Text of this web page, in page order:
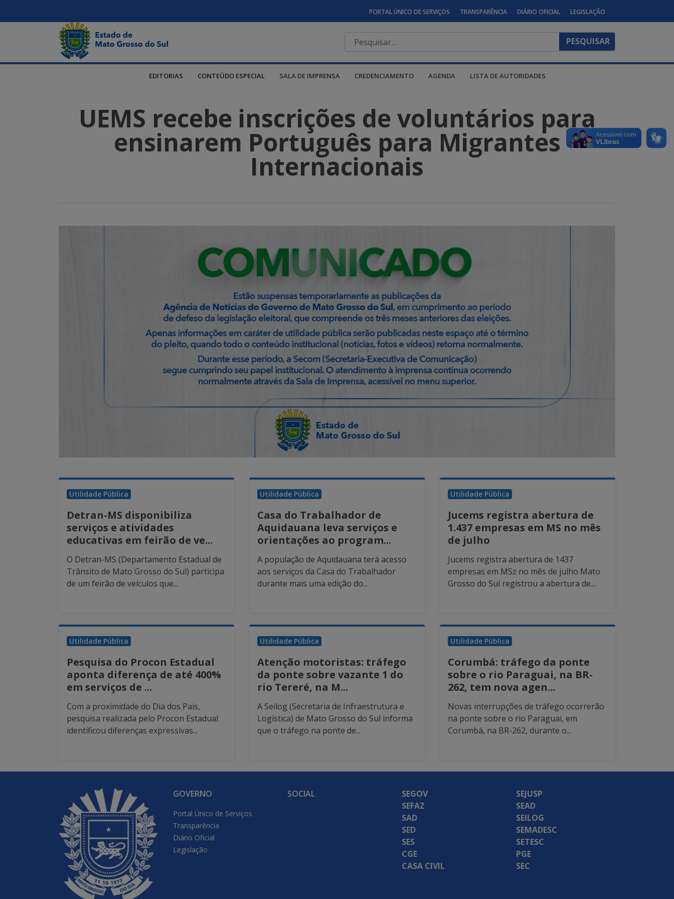
PORTAL ÚNICO DE SERVIÇOS TRANSPARÊNCIA DIÁRIO OFICIAL LEGISLAÇÃO
EDITORIAS CONTEÚDO ESPECIAL SALA DE IMPRENSA CREDENCIAMENTO AGENDA LISTA DE AUTORIDADES
UEMS recebe inscrições de voluntários para
ensinarem Português para Migrantes
Internacionais
Utilidade Pública
Detran-MS disponibiliza
serviços e atividades
educativas em feirão de ve...
O Detran-MS (Departamento Estadual de
Trânsito de Mato Grosso do Sul) participa
de um feirão de veículos que...
Utilidade Pública
Casa do Trabalhador de
Aquidauana leva serviços e
orientações ao program...
A população de Aquidauana terá acesso
aos serviços da Casa do Trabalhador
durante mais uma edição do...
Utilidade Pública
Jucems registra abertura de
1.437 empresas em MS no mês
de julho
Jucems registra abertura de 1437
empresas em MSz no mês de julho Mato
Grosso do Sul registrou a abertura de...
Utilidade Pública
Pesquisa do Procon Estadual
aponta diferença de até 400%
em serviços de ...
Com a proximidade do Dia dos Pais,
pesquisa realizada pelo Procon Estadual
identificou diferenças expressivas...
Utilidade Pública
Atenção motoristas: tráfego
da ponte sobre vazante 1 do
rio Tereré, na M...
A Seilog (Secretaria de Infraestrutura e
Logística) de Mato Grosso do Sul informa
que o tráfego na ponte de...
Utilidade Pública
Corumbá: tráfego da ponte
sobre o rio Paraguai, na BR-
262, tem nova agen...
Novas interrupções de tráfego ocorrerão
na ponte sobre o rio Paraguai, em
Corumbá, na BR-262, durante o...
GOVERNO
Portal Único de Serviços
Transparência
Diário Oficial
Legislação
SOCIAL
SEGOV
SEFAZ
SAD
SED
SES
CGE
CASA CIVIL
SEJUSP
SEAD
SEILOG
SEMADESC
SETESC
PGE
SEC